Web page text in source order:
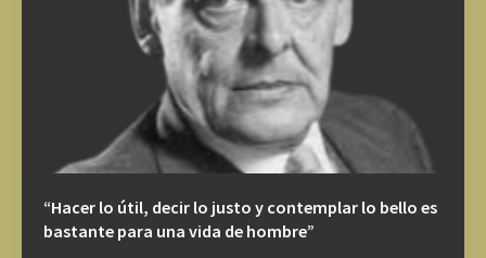
“Hacer lo útil, decir lo justo y contemplar lo bello es
bastante para una vida de hombre”